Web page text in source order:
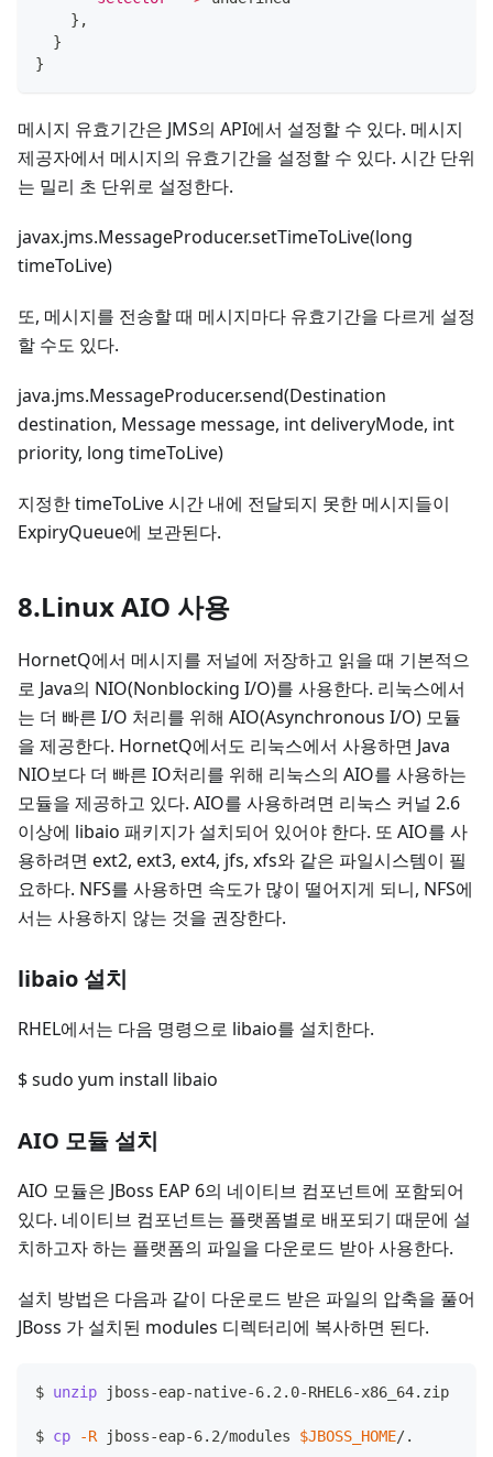
} ,
}
}
메시지 유효기간은 JMS의 API에서 설정할 수 있다. 메시지
제공자에서 메시지의 유효기간을 설정할 수 있다. 시간 단위
는 밀리 초 단위로 설정한다.
javax.jms.MessageProducer.setTimeToLive(long
timeToLive)
또, 메시지를 전송할 때 메시지마다 유효기간을 다르게 설정
할 수도 있다.
java.jms.MessageProducer.send(Destination
destination, Message message, int deliveryMode, int
priority, long timeToLive)
지정한 timeToLive 시간 내에 전달되지 못한 메시지들이
ExpiryQueue에 보관된다.
8.Linux AIO 사용
HornetQ에서 메시지를 저널에 저장하고 읽을 때 기본적으
로 Java의 NIO(Nonblocking I/O)를 사용한다. 리눅스에서
는 더 빠른 I/O 처리를 위해 AIO(Asynchronous I/O) 모듈
을 제공한다. HornetQ에서도 리눅스에서 사용하면 Java
NIO보다 더 빠른 IO처리를 위해 리눅스의 AIO를 사용하는
모듈을 제공하고 있다. AIO를 사용하려면 리눅스 커널 2.6
이상에 libaio 패키지가 설치되어 있어야 한다. 또 AIO를 사
용하려면 ext2, ext3, ext4, jfs, xfs와 같은 파일시스템이 필
요하다. NFS를 사용하면 속도가 많이 떨어지게 되니, NFS에
서는 사용하지 않는 것을 권장한다.
libaio 설치
RHEL에서는 다음 명령으로 libaio를 설치한다.
$ sudo yum install libaio
AIO 모듈 설치
AIO 모듈은 JBoss EAP 6의 네이티브 컴포넌트에 포함되어
있다. 네이티브 컴포넌트는 플랫폼별로 배포되기 때문에 설
치하고자 하는 플랫폼의 파일을 다운로드 받아 사용한다.
설치 방법은 다음과 같이 다운로드 받은 파일의 압축을 풀어
JBoss 가 설치된 modules 디렉터리에 복사하면 된다.
$ unzip jboss-eap-native-6.2.0-RHEL6-x86_64.zip
$ cp -R jboss-eap-6.2/modules $JBOSS_HOME/.